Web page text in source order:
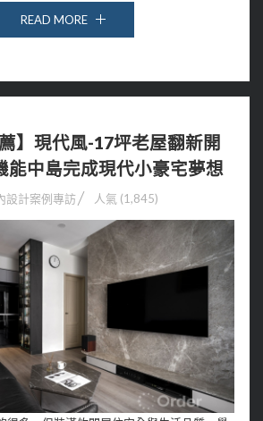
READ MORE
】現代風-17坪老屋翻新開
能中島完成現代小豪宅夢想
設計案例專訪 人氣 (1,845)